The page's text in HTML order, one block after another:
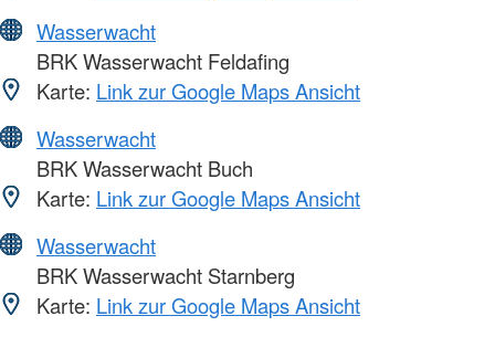
Wasserwacht
BRK Wasserwacht Feldafing
Karte: Link zur Google Maps Ansicht
Wasserwacht
BRK Wasserwacht Buch
Karte: Link zur Google Maps Ansicht
Wasserwacht
BRK Wasserwacht Starnberg
Karte: Link zur Google Maps Ansicht